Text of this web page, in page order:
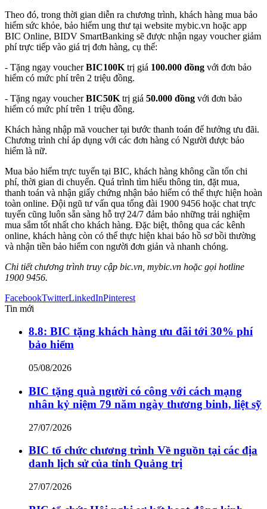
Theo đó, trong thời gian diễn ra chương trình, khách hàng mua bảo
hiểm sức khỏe, bảo hiểm ung thư tại website mybic.vn hoặc app
BIC Online, BIDV SmartBanking sẽ được nhận ngay voucher giảm
phí trực tiếp vào giá trị đơn hàng, cụ thể:
- Tặng ngay voucherBIC100K trị giá 100.000 đồng với đơn bảo
hiểm có mức phí trên 2 triệu đồng.
- Tặng ngay voucherBIC50K trị giá 50.000 đồng với đơn bảo
hiểm có mức phí trên 1 triệu đồng.
Khách hàng nhập mã voucher tại bước thanh toán để hưởng ưu đãi.
Chương trình chỉ áp dụng với các đơn hàng có Người được bảo
hiểm là nữ.
Mua bảo hiểm trực tuyến tại BIC, khách hàng không cần tốn chi
phí, thời gian di chuyển. Quá trình tìm hiểu thông tin, đặt mua,
thanh toán và nhận giấy chứng nhận bảo hiểm có thể thực hiện hoàn
toàn online. Đội ngũ tư vấn qua tổng đài 1900 9456 hoặc chat trực
tuyến cũng luôn sẵn sàng hỗ trợ 24/7 đảm bảo những trải nghiệm
mua sắm tốt nhất cho khách hàng. Đặc biệt, thông qua các kênh
online, khách hàng còn có thể thực hiện khai báo hồ sơ bồi thường
và nhận tiền bảo hiểm con người đơn giản và nhanh chóng.
Chi tiết chương trình truy cập bic.vn, mybic.vn hoặc gọi hotline
1900 9456.
FacebookTwitterLinkedInPinterest
Tin mới
8.8: BIC tặng khách hàng ưu đãi tới 30% phí
bảo hiểm
05/08/2026
BIC tặng quà người có công với cách mạng
nhân kỷ niệm 79 năm ngày thương binh, liệt sỹ
27/07/2026
BIC tổ chức chương trình Về nguồn tại các địa
danh lịch sử của tỉnh Quảng trị
27/07/2026